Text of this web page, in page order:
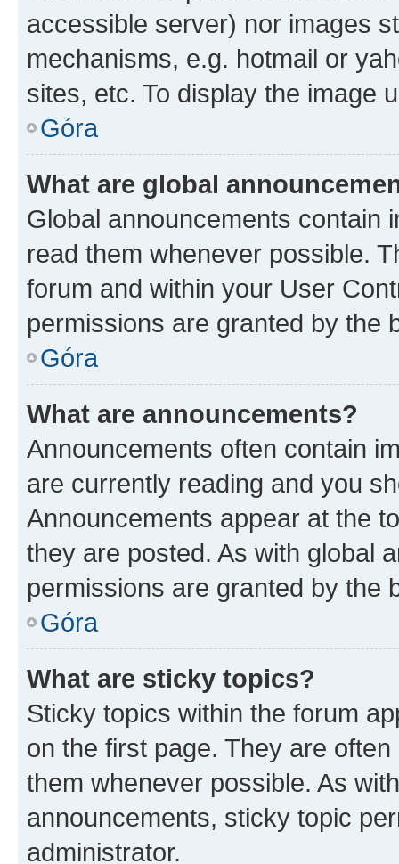
accessible server) nor images
mechanisms, e.g. hotmail or
sites, etc. To display the image
Góra
What are global
Global announcements contain
read them whenever possible.
forum and within your User
permissions are granted by the
Góra
What are announcements?
Announcements often contain
are currently reading and you
Announcements appear at the
they are posted. As with global
permissions are granted by the
Góra
What are sticky topics?
Sticky topics within the forum
on the first page. They are
them whenever possible. As
announcements, sticky topic
administrator.